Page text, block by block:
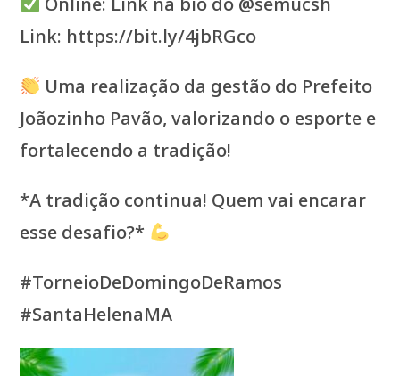
Link: https://bit.ly/4jbRGco
Uma realização da gestão do Prefeito
Joãozinho Pavão, valorizando o esporte e
fortalecendo a tradição!
*A tradição continua! Quem vai encarar
esse desafio?*
#TorneioDeDomingoDeRamos
#SantaHelenaMA